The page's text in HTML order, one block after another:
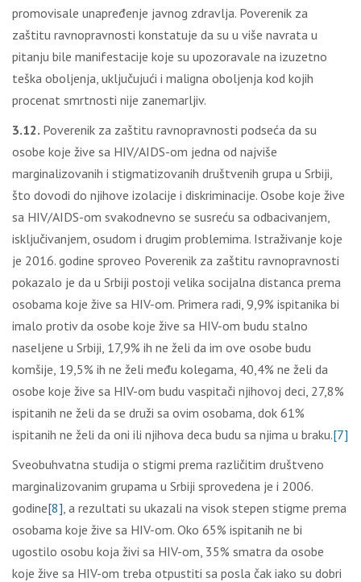
promovisale unapređenje javnog zdravlјa. Poverenik za
zaštitu ravnopravnosti konstatuje da su u više navrata u
pitanju bile manifestacije koje su upozoravale na izuzetno
teška obolјenja, uklјučujući i maligna obolјenja kod kojih
procenat smrtnosti nije zanemarlјiv.
3.12. Poverenik za zaštitu ravnopravnosti podseća da su
osobe koje žive sa HIV/AIDS-om jedna od najviše
marginalizovanih i stigmatizovanih društvenih grupa u Srbiji,
što dovodi do njihove izolacije i diskriminacije. Osobe koje žive
sa HIV/AIDS-om svakodnevno se susreću sa odbacivanjem,
isklјučivanjem, osudom i drugim problemima. Istraživanje koje
je 2016. godine sproveo Poverenik za zaštitu ravnopravnosti
pokazalo je da u Srbiji postoji velika socijalna distanca prema
osobama koje žive sa HIV-om. Primera radi, 9,9% ispitanika bi
imalo protiv da osobe koje žive sa HIV-om budu stalno
naselјene u Srbiji, 17,9% ih ne želi da im ove osobe budu
komšije, 19,5% ih ne želi među kolegama, 40,4% ne želi da
osobe koje žive sa HIV-om budu vaspitači njihovoj deci, 27,8%
ispitanih ne želi da se druži sa ovim osobama, dok 61%
ispitanih ne želi da oni ili njihova deca budu sa njima u braku.[7]
Sveobuhvatna studija o stigmi prema različitim društveno
marginalizovanim grupama u Srbiji sprovedena je i 2006.
godine[8], a rezultati su ukazali na visok stepen stigme prema
osobama koje žive sa HIV-om. Oko 65% ispitanih ne bi
ugostilo osobu koja živi sa HIV-om, 35% smatra da osobe
koje žive sa HIV-om treba otpustiti sa posla čak iako su dobri